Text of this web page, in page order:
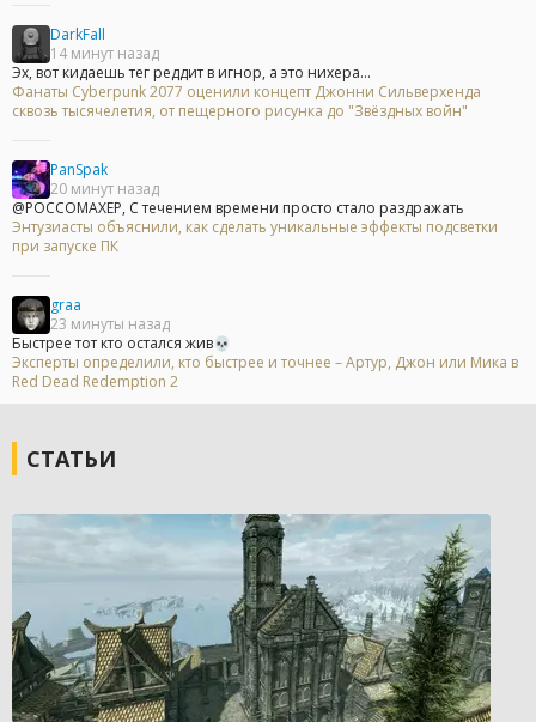
DarkFall
14 минут назад
Эх, вот кидаешь тег реддит в игнор, а это нихера...
Фанаты Cyberpunk 2077 оценили концепт Джонни Сильверхенда
сквозь тысячелетия, от пещерного рисунка до "Звёздных войн"
PanSpak
20 минут назад
@POCCOMAXEP, С течением времени просто стало раздражать
Энтузиасты объяснили, как сделать уникальные эффекты подсветки
при запуске ПК
graa
23 минуты назад
Быстрее тот кто остался жив💀
Эксперты определили, кто быстрее и точнее – Артур, Джон или Мика в
Red Dead Redemption 2
СТАТЬИ